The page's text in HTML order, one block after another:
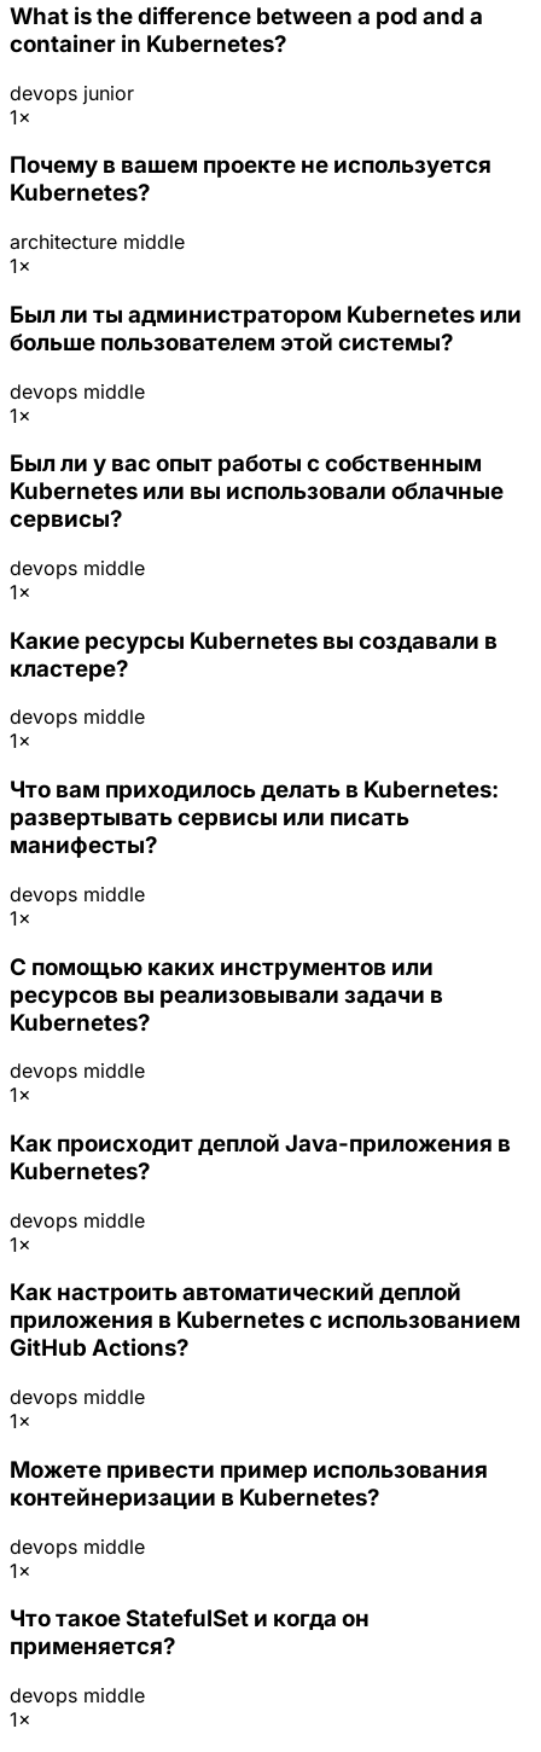
What is the difference between a pod and a
container in Kubernetes?
devops junior
1×
Почему в вашем проекте не используется
Kubernetes?
architecture middle
1×
Был ли ты администратором Kubernetes или
больше пользователем этой системы?
devops middle
1×
Был ли у вас опыт работы с собственным
Kubernetes или вы использовали облачные
сервисы?
devops middle
1×
Какие ресурсы Kubernetes вы создавали в
кластере?
devops middle
1×
Что вам приходилось делать в Kubernetes:
развертывать сервисы или писать
манифесты?
devops middle
1×
С помощью каких инструментов или
ресурсов вы реализовывали задачи в
Kubernetes?
devops middle
1×
Как происходит деплой Java-приложения в
Kubernetes?
devops middle
1×
Как настроить автоматический деплой
приложения в Kubernetes с использованием
GitHub Actions?
devops middle
1×
Можете привести пример использования
контейнеризации в Kubernetes?
devops middle
1×
Что такое StatefulSet и когда он
применяется?
devops middle
1×